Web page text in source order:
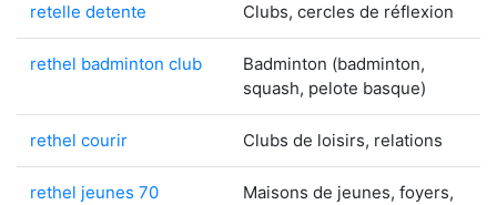
retelle detente Clubs, cercles de réflexion
rethel badminton club
Badminton (badminton,
squash, pelote basque)
rethel courir Clubs de loisirs, relations
rethel jeunes 70
Maisons de jeunes, foyers,